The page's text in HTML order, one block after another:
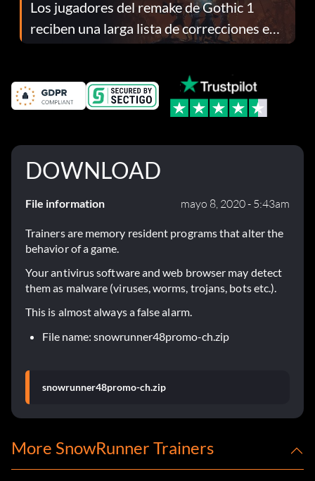
Los jugadores del remake de Gothic 1
reciben una larga lista de correcciones en
el parche 1.0.4
DOWNLOAD
File information mayo 8, 2020 - 5:43am
Trainers are memory resident programs that alter the
behavior of a game.
Your antivirus software and web browser may detect
them as malware (viruses, worms, trojans, bots etc.).
This is almost always a false alarm.
File name: snowrunner48promo-ch.zip
snowrunner48promo-ch.zip
More SnowRunner Trainers